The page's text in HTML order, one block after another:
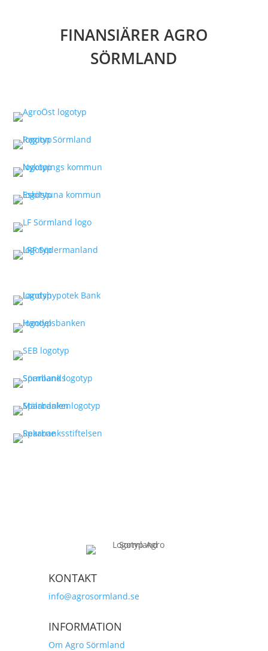
FINANSIÄRER AGRO
SÖRMLAND
KONTAKT
info@agrosormland.se
INFORMATION
Om Agro Sörmland